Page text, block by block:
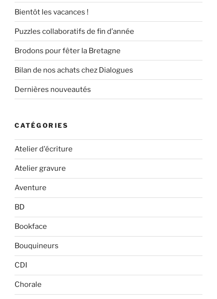
Bientôt les vacances !
Puzzles collaboratifs de fin d’année
Brodons pour fêter la Bretagne
Bilan de nos achats chez Dialogues
Dernières nouveautés
CATÉGORIES
Atelier d'écriture
Atelier gravure
Aventure
BD
Bookface
Bouquineurs
CDI
Chorale